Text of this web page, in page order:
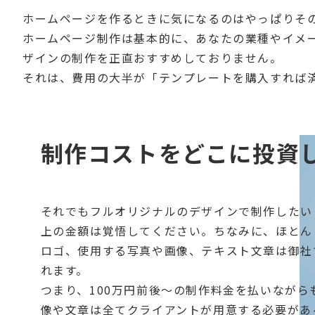
ホームページを作るときに気になるのはやっぱりそ
ホームページ制作は基本的に、あなたの業種やイ
ザインの制作を正直おすすめしておりません。
それは、費用の大半が「テンプレートを購入すれ
制作コストをどこに投資
それでもフルオリジナルのデザインで制作した
上の金額は覚悟してください。ちなみに、ほと
ロゴ、使用する写真や画像、テキスト文章は御
れます。
つまり、100万円前後〜の制作料金を払いなが
像や文章は全てクライアントが用意する必要が